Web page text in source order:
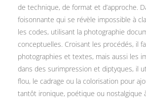
de technique, de format et d’approche.
foisonnante qui se révèle impossible à
les codes, utilisant la photographie
conceptuelles. Croisant les procédés, il
photographies et textes, mais aussi les
dans des surimpression et diptyques, il
flou, le cadrage ou la colorisation pour
tantôt ironique, poétique ou nostalgique